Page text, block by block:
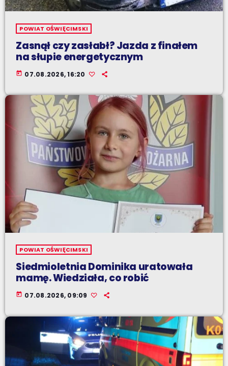
POWIAT OŚWIĘCIMSKI
Zasnął czy zasłabł? Jazda z finałem
na słupie energetycznym
today 07.08.2026, 16:20
POWIAT OŚWIĘCIMSKI
Siedmioletnia Dominika uratowała
mamę. Wiedziała, co robić
today 07.08.2026, 09:09